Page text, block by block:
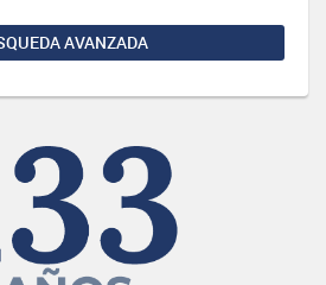
AVANZADA